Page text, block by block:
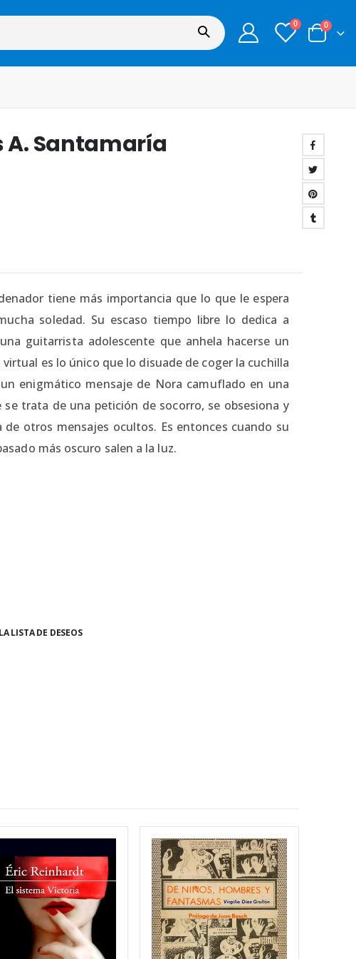
0 0
A. Santamaría
tiene más importancia que lo que le espera
soledad. Su escaso tiempo libre lo dedica a
guitarrista adolescente que anhela hacerse un
es lo único que lo disuade de coger la cuchilla
enigmático mensaje de Nora camuflado en una
trata de una petición de socorro, se obsesiona y
otros mensajes ocultos. Es entonces cuando su
más oscuro salen a la luz.
LISTA DE DESEOS